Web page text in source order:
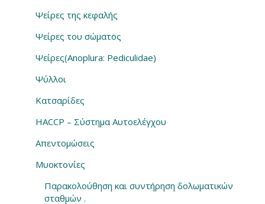
Ψείρες της κεφαλής
Ψείρες του σώματος
Ψείρες(Anoplura: Pediculidae)
Ψύλλοι
Κατσαρίδες
HACCP – Σύστημα Αυτοελέγχου
Απεντομώσεις
Μυοκτονίες
Παρακολούθηση και συντήρηση δολωματικών
σταθμών .